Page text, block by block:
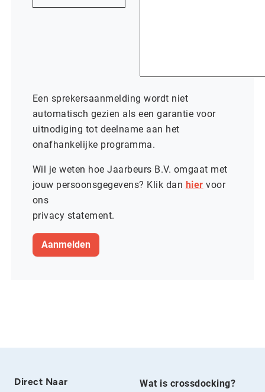
Een sprekersaanmelding wordt niet
automatisch gezien als een garantie voor
uitnodiging tot deelname aan het
onafhankelijke programma.
Wil je weten hoe Jaarbeurs B.V. omgaat met
jouw persoonsgegevens? Klik dan hier voor
ons
privacy statement.
Direct Naar
Wat is crossdocking?